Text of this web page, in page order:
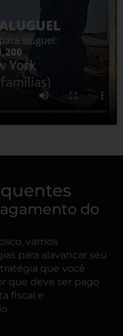
do
vamos
para alavancar seu
que você
que deve ser pago
fiscal e